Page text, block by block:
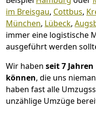
im Breisgau, Cottbus,
München, Lübeck,
immer eine logistische
ausgeführt werden
Wir haben seit7
können, die uns
haben fast alle
unzählige Umzüge